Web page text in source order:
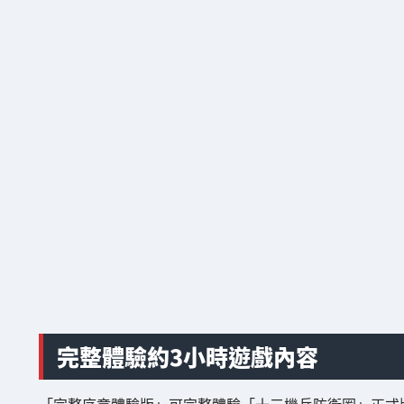
完整體驗約3小時遊戲內容